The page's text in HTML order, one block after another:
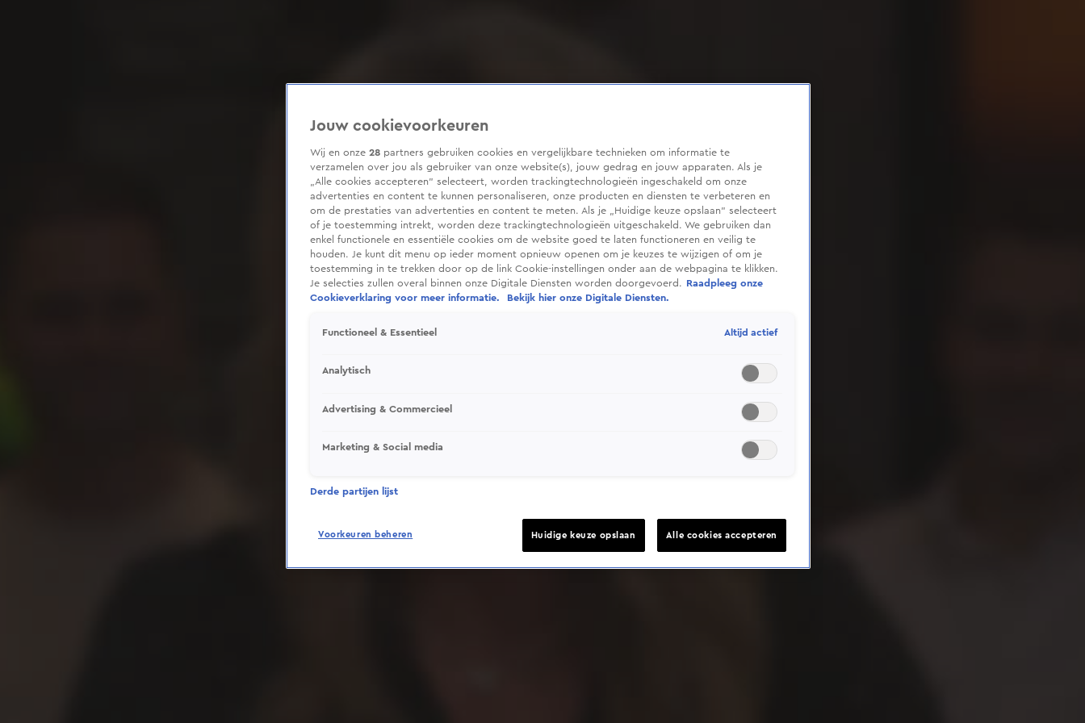
Deze video is niet beschikbaar op je huidige locatie
Jouw cookievoorkeuren
Wij en onze 28 partners gebruiken cookies en vergelijkbare technieken om informatie te
verzamelen over jou als gebruiker van onze website(s), jouw gedrag en jouw apparaten. Als je
„Alle cookies accepteren” selecteert, worden trackingtechnologieën ingeschakeld om onze
advertenties en content te kunnen personaliseren, onze producten en diensten te verbeteren en
om de prestaties van advertenties en content te meten. Als je „Huidige keuze opslaan” selecteert
of je toestemming intrekt, worden deze trackingtechnologieën uitgeschakeld. We gebruiken dan
enkel functionele en essentiële cookies om de website goed te laten functioneren en veilig te
houden. Je kunt dit menu op ieder moment opnieuw openen om je keuzes te wijzigen of om je
toestemming in te trekken door op de link Cookie-instellingen onder aan de webpagina te klikken.
Je selecties zullen overal binnen onze Digitale Diensten worden doorgevoerd.
Raadpleeg onze
Cookieverklaring voor meer informatie.
Bekijk hier onze Digitale Diensten.
Functioneel & Essentieel Altijd actief
Analytisch
Advertising & Commercieel
Marketing & Social media
Derde partijen lijst
Voorkeuren beheren Huidige keuze opslaan Alle cookies accepteren